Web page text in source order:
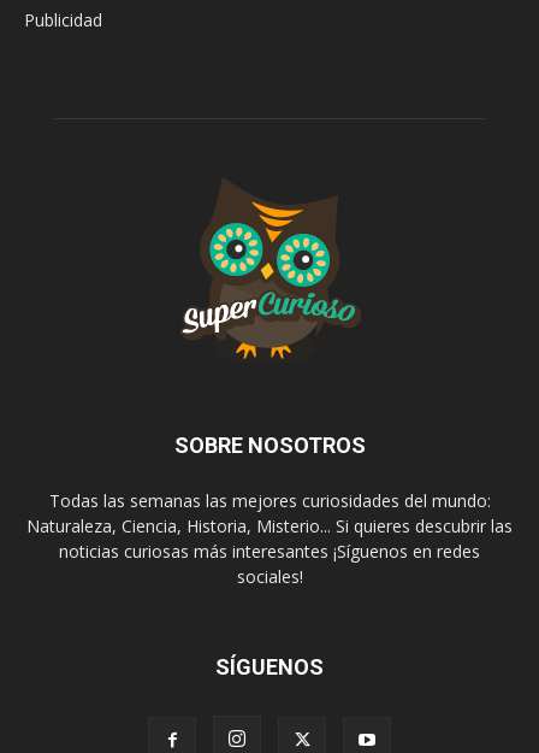
Publicidad
SOBRE NOSOTROS
Todas las semanas las mejores curiosidades del mundo:
Naturaleza, Ciencia, Historia, Misterio... Si quieres descubrir las
noticias curiosas más interesantes ¡Síguenos en redes
sociales!
SÍGUENOS